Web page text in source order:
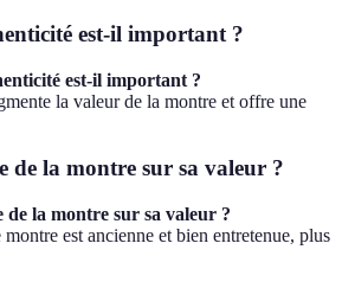
est-il important ?
est-il important ?
la valeur de la montre et offre une
de la montre sur sa valeur ?
de la montre sur sa valeur ?
est ancienne et bien entretenue, plus